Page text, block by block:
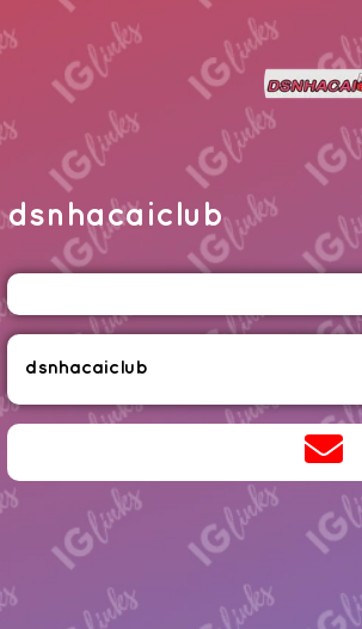
dsnhacaiclub
dsnhacaiclub